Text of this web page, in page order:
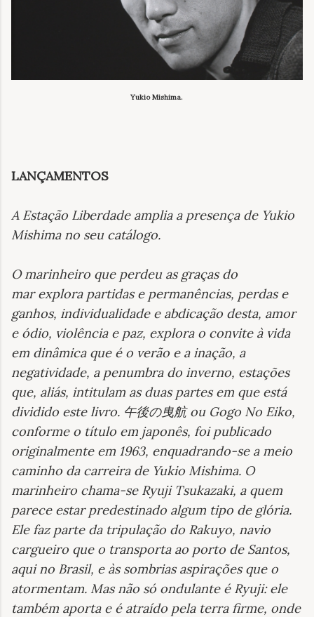
Yukio Mishima.
LANÇAMENTOS
A Estação Liberdade amplia a presença de Yukio
Mishima no seu catálogo.
O marinheiro que perdeu as graças do
marexplora partidas e permanências, perdas e
ganhos, individualidade e abdicação desta, amor
e ódio, violência e paz, explora o convite à vida
em dinâmica que é o verão e a inação, a
negatividade, a penumbra do inverno, estações
que, aliás, intitulam as duas partes em que está
dividido este livro. 午後の曳航ou Gogo No Eiko,
conforme o título em japonês, foi publicado
originalmente em 1963, enquadrando-se a meio
caminho da carreira de Yukio Mishima. O
marinheiro chama-se Ryuji Tsukazaki, a quem
parece estar predestinado algum tipo de glória.
Ele faz parte da tripulação do Rakuyo, navio
cargueiro que o transporta ao porto de Santos,
aqui no Brasil, e às sombrias aspirações que o
atormentam. Mas não só ondulante é Ryuji: ele
também aporta e é atraído pela terra firme, onde